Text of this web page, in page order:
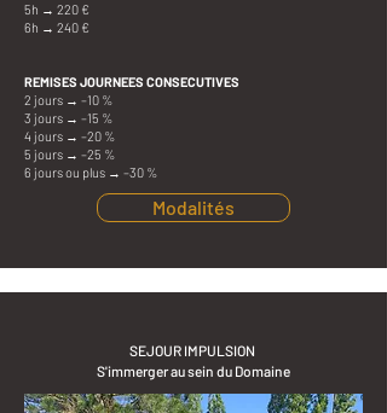
5h → 220 €
6h → 240 €
REMISES JOURNEES CONSECUTIVES
2 jours → –10 %
3 jours → –15 %
4 jours → –20 %
5 jours → –25 %
6 jours ou plus → –30 %
Modalités
SEJOUR IMPULSION
S'immerger au sein du Domaine